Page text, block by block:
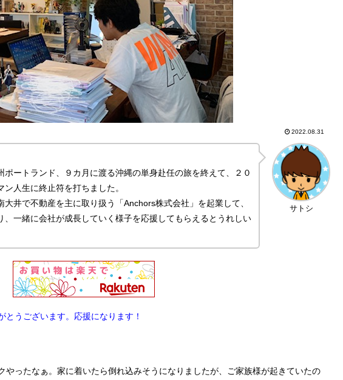
2022.08.31
サトシ
ポートランド、９カ月に渡る沖縄の単身赴任の旅を終えて、２０
人生に終止符を打ちました。
井で不動産を主に取り扱う「Anchors株式会社」を起業して、
、一緒に会社が成長していく様子を応援してもらえるとうれしい
うございます。応援になります！
やったなぁ。家に着いたら倒れ込みそうになりましたが、ご家族様が起きていたの